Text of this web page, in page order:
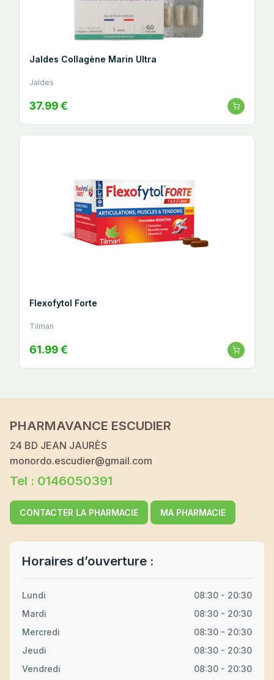
Jaldes Collagène Marin Ultra
Jaldes
37.99 €
Flexofytol Forte
Tilman
61.99 €
PHARMAVANCE ESCUDIER
24 BD JEAN JAURÈS
monordo.escudier@gmail.com
Tel : 0146050391
CONTACTER LA PHARMACIE MA PHARMACIE
Horaires d’ouverture :
Lundi
08:30 - 20:30
Mardi
08:30 - 20:30
Mercredi
08:30 - 20:30
Jeudi
08:30 - 20:30
Vendredi
08:30 - 20:30